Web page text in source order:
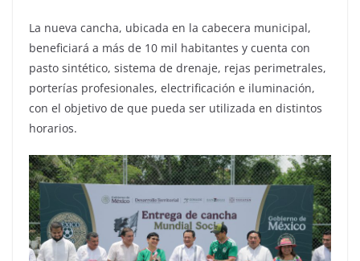
La nueva cancha, ubicada en la cabecera municipal,
beneficiará a más de 10 mil habitantes y cuenta con
pasto sintético, sistema de drenaje, rejas perimetrales,
porterías profesionales, electrificación e iluminación,
con el objetivo de que pueda ser utilizada en distintos
horarios.